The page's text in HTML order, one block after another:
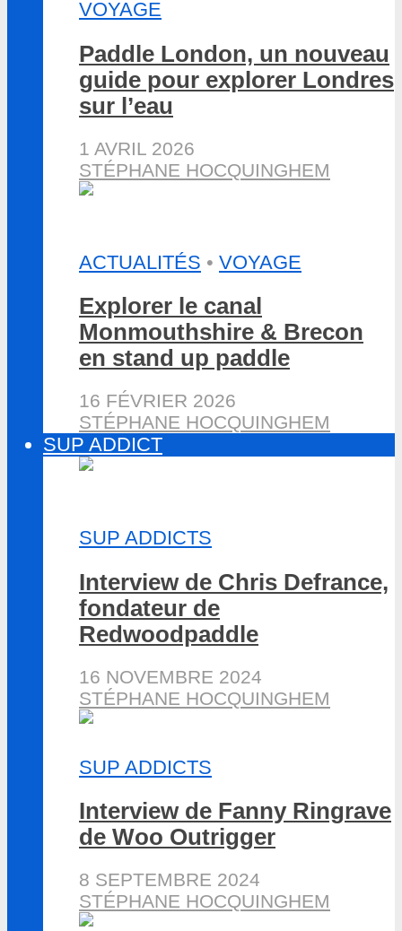
VOYAGE
Paddle London, un nouveau
guide pour explorer Londres
sur l’eau
1 AVRIL 2026
STÉPHANE HOCQUINGHEM
ACTUALITÉS • VOYAGE
Explorer le canal
Monmouthshire & Brecon
en stand up paddle
16 FÉVRIER 2026
STÉPHANE HOCQUINGHEM
SUP ADDICT
SUP ADDICTS
Interview de Chris Defrance,
fondateur de
Redwoodpaddle
16 NOVEMBRE 2024
STÉPHANE HOCQUINGHEM
SUP ADDICTS
Interview de Fanny Ringrave
de Woo Outrigger
8 SEPTEMBRE 2024
STÉPHANE HOCQUINGHEM